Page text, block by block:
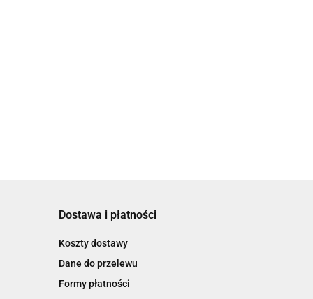
Dostawa i płatności
Koszty dostawy
Dane do przelewu
Formy płatności